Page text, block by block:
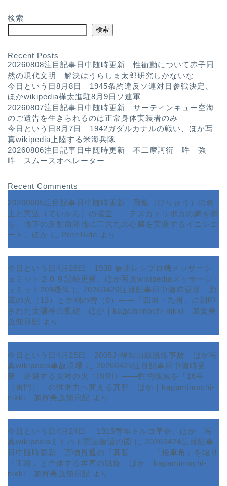
検索
検索
Recent Posts
20260808注目記事日中随時更新 性衝動について赤子同
然の現代文明—解決はうらしま太郎研究しかないな
今日という日8月8日 1945条約違反ソ連対日参戦決定、
ほかwikipedia樺太進駐8月9日ソ連軍
20260807注目記事日中随時更新 サーティンキュー空海
のご遺告を生きられるのは正常身体実装者のみ
今日という日8月7日 1942ガダルカナルの戦い、ほか写
真wikipedia上陸する米海兵隊
20260806注目記事日中随時更新 不二摩訶衍 吽 強
吽 スムースオペレーター
Recent Comments
20260605注目記事日中随時更新 飛龍（ひりゅう）の炎
上と憲法（ていかん）の確立――テスカトリポカの網を断
ち、地下の反射面陣地に三六九の心臓を実装するイニシエ
ート、ほか に PornTude より
今日という日4月26日 1938 最速レシプロ機メッサーシ
ュミット２０９記録更新、ほか写真wikipediaメッサーシ
ュミット209機体 に 20260426注目記事日中随時更新 胎
蔵の火（13）と金剛の智（9）――「四国・九州」に刻印
された太陽神の凱旋、ほか｜kagamimochi-nikki 加賀美
茂知日記 より
今日という日4月25日 2005Jr福知山線脱線事故、ほか写
真wikipedia事故現場 に 20260425注目記事日中随時更
新 逆襲する女神の火（INRI）――性的破滅を「16番
（雷門）」の推進力へ変える真智、ほか｜kagamimochi-
nikki 加賀美茂知日記 より
今日という日4月24日 1915青年トルコ革命、ほか 写
真wikipediaミドハト憲法復活の図 に 20260424注目記事
日中随時更新 万物貫通の「真智」――「飛車角」を駆り
「王将」と合体する垂直の凱旋、ほか｜kagamimochi-
nikki 加賀美茂知日記 より
ホーム
サービス
ランキング